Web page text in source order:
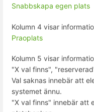
Snabbskapa egen plats
Kolumn 4 visar
Praoplats
Kolumn 5 visar
"X val finns",
Val saknas innebär att
systemet ännu.
"X val finns" innebär att